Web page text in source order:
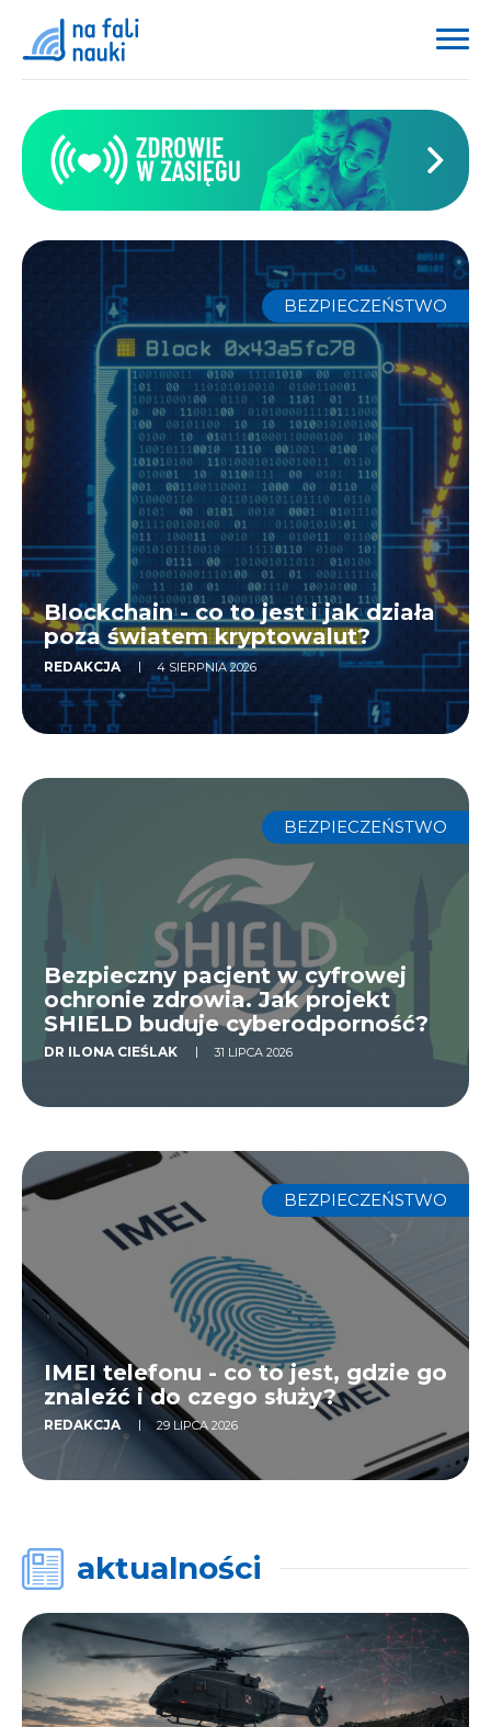
BEZPIECZEŃSTWO
Blockchain - co to jest i jak działa
poza światem kryptowalut?
REDAKCJA 4 SIERPNIA 2026
BEZPIECZEŃSTWO
Bezpieczny pacjent w cyfrowej
ochronie zdrowia. Jak projekt
SHIELD buduje cyberodporność?
DR ILONA CIEŚLAK 31 LIPCA 2026
BEZPIECZEŃSTWO
IMEI telefonu - co to jest, gdzie go
znaleźć i do czego służy?
REDAKCJA 29 LIPCA 2026
aktualności